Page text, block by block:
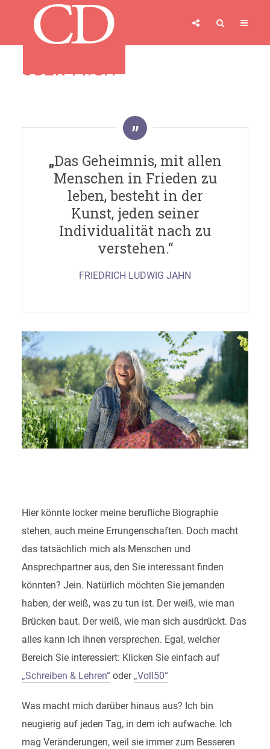
ÜBER MICH
„Das Geheimnis, mit allen
Menschen in Frieden zu
leben, besteht in der
Kunst, jeden seiner
Individualität nach zu
verstehen.“
FRIEDRICH LUDWIG JAHN
Hier könnte locker meine berufliche Biographie
stehen, auch meine Errungenschaften. Doch macht
das tatsächlich mich als Menschen und
Ansprechpartner aus, den Sie interessant finden
könnten? Jein. Natürlich möchten Sie jemanden
haben, der weiß, was zu tun ist. Der weiß, wie man
Brücken baut. Der weiß, wie man sich ausdrückt. Das
alles kann ich Ihnen versprechen. Egal, welcher
Bereich Sie interessiert: Klicken Sie einfach auf
„Schreiben & Lehren“oder „Voll50“
Was macht mich darüber hinaus aus? Ich bin
neugierig auf jeden Tag, in dem ich aufwache. Ich
mag Veränderungen, weil sie immer zum Besseren